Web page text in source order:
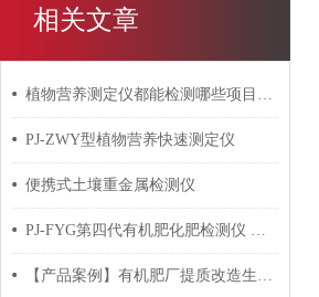
相关文章
植物营养测定仪都能检测哪些项目以及用户如何选购？
PJ-ZWY型植物营养快速测定仪
便携式土壤重金属检测仪
PJ-FYG第四代有机肥化肥检测仪 生物有机肥分析仪
【产品案例】有机肥厂提质改造生产车间提升项目实验室化验配套设备